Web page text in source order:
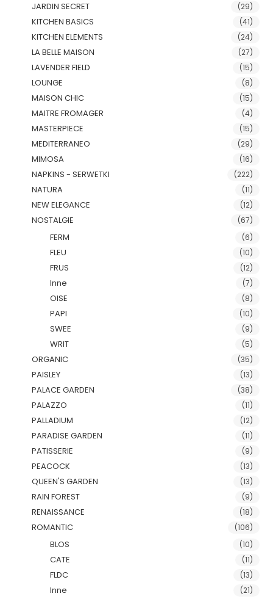
JARDIN SECRET (29)
KITCHEN BASICS (41)
KITCHEN ELEMENTS (24)
LA BELLE MAISON (27)
LAVENDER FIELD (15)
LOUNGE (8)
MAISON CHIC (15)
MAITRE FROMAGER (4)
MASTERPIECE (15)
MEDITERRANEO (29)
MIMOSA (16)
NAPKINS - SERWETKI (222)
NATURA (11)
NEW ELEGANCE (12)
NOSTALGIE (67)
FERM (6)
FLEU (10)
FRUS (12)
Inne (7)
OISE (8)
PAPI (10)
SWEE (9)
WRIT (5)
ORGANIC (35)
PAISLEY (13)
PALACE GARDEN (38)
PALAZZO (11)
PALLADIUM (12)
PARADISE GARDEN (11)
PATISSERIE (9)
PEACOCK (13)
QUEEN'S GARDEN (13)
RAIN FOREST (9)
RENAISSANCE (18)
ROMANTIC (106)
BLOS (10)
CATE (11)
FLDC (13)
Inne (21)